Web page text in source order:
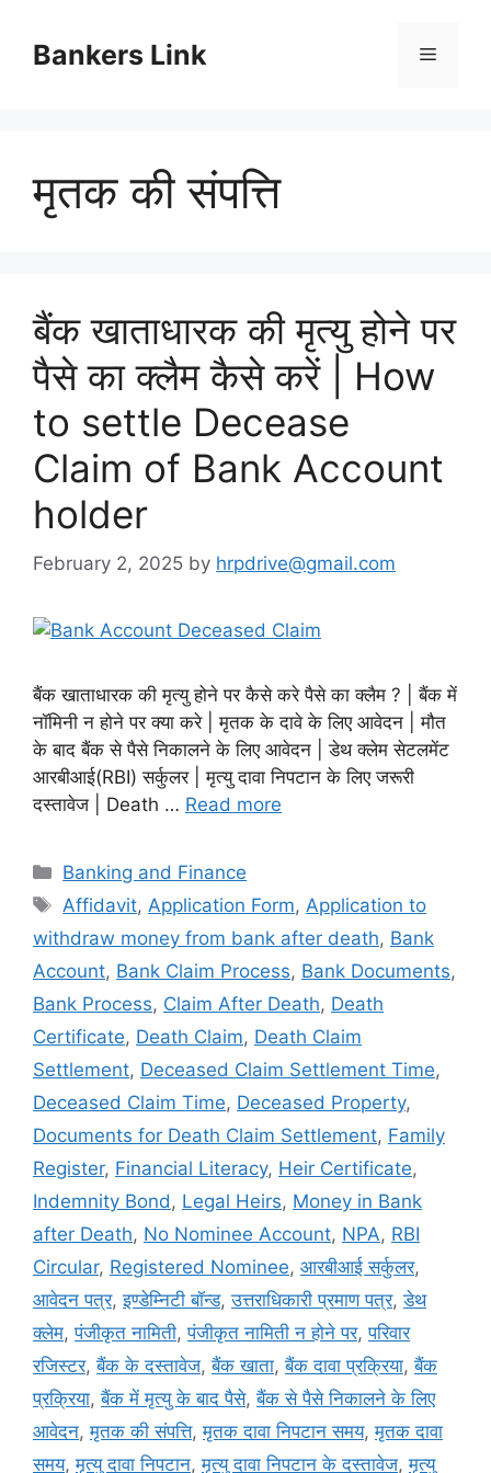
contentBankers Link Menu
मृतक की संपत्ति
बैंक खाताधारक की मृत्यु होने पर
पैसे का क्लैम कैसे करें | How
to settle Decease
Claim of Bank Account
holder
February 2, 2025 by hrpdrive@gmail.com
बैंक खाताधारक की मृत्यु होने पर कैसे करे पैसे का क्लैम ? | बैंक में
नॉमिनी न होने पर क्या करे | मृतक के दावे के लिए आवेदन | मौत
के बाद बैंक से पैसे निकालने के लिए आवेदन | डेथ क्लेम सेटलमेंट
आरबीआई(RBI) सर्कुलर | मृत्यु दावा निपटान के लिए जरूरी
दस्तावेज | Death … Read more
Categories
Banking and Finance
Tags
Affidavit, Application Form, Application to
withdraw money from bank after death, Bank
Account, Bank Claim Process, Bank Documents,
Bank Process, Claim After Death, Death
Certificate, Death Claim, Death Claim
Settlement, Deceased Claim Settlement Time,
Deceased Claim Time, Deceased Property,
Documents for Death Claim Settlement, Family
Register, Financial Literacy, Heir Certificate,
Indemnity Bond , Legal Heirs, Money in Bank
after Death, No Nominee Account, NPA, RBI
Circular, Registered Nominee, आरबीआई सर्कुलर,
आवेदन पत्र,इण्डेम्निटी बॉन्ड,उत्तराधिकारी प्रमाण पत्र,डेथ
क्लेम,पंजीकृत नामिती,पंजीकृत नामिती न होने पर,परिवार
रजिस्टर,बैंक के दस्तावेज,बैंक खाता,बैंक दावा प्रक्रिया,बैंक
प्रक्रिया,बैंक में मृत्यु के बाद पैसे,बैंक से पैसे निकालने के लिए
आवेदन,मृतक की संपत्ति,मृतक दावा निपटान समय,मृतक दावा
समय,मृत्यु दावा निपटान,मृत्यु दावा निपटान के दस्तावेज,मृत्यु